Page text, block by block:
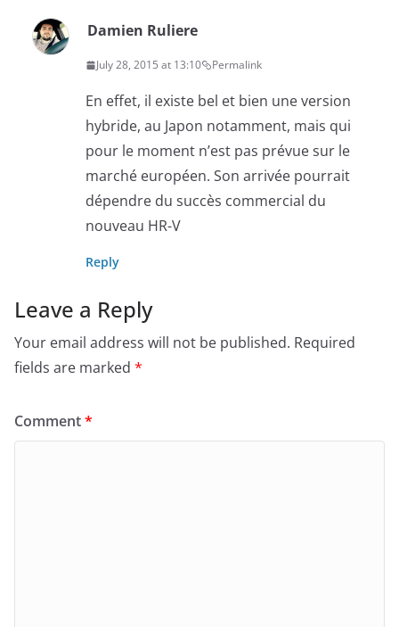
Damien Ruliere
July 28, 2015 at 13:10 Permalink
En effet, il existe bel et bien une version
hybride, au Japon notamment, mais qui
pour le moment n’est pas prévue sur le
marché européen. Son arrivée pourrait
dépendre du succès commercial du
nouveau HR-V
Reply
Leave a Reply
Your email address will not be published. Required
fields are marked *
Comment*